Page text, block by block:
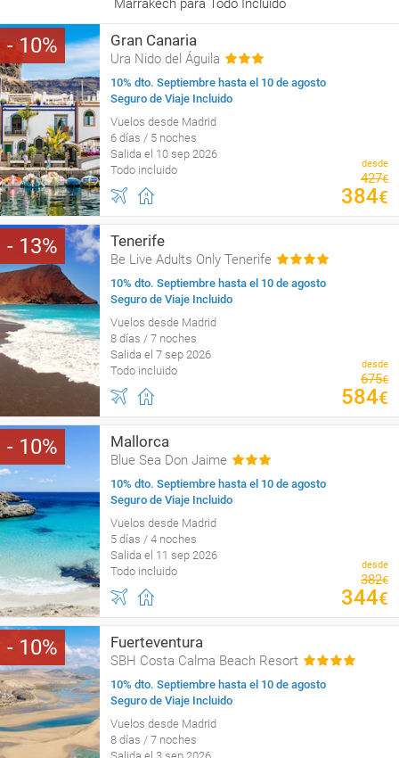
Marrakech para Todo Incluido
10 Gran Canaria
Ura Nido del Águila
10% dto. Septiembre hasta el 10 de agosto
Seguro de Viaje Incluido
Vuelos desde Madrid
6 días / 5 noches
Salida el 10 sep 2026
Todo incluido
desde
427€
384€
13 Tenerife
Be Live Adults Only Tenerife
10% dto. Septiembre hasta el 10 de agosto
Seguro de Viaje Incluido
Vuelos desde Madrid
8 días / 7 noches
Salida el 7 sep 2026
Todo incluido
desde
675€
584€
10 Mallorca
Blue Sea Don Jaime
10% dto. Septiembre hasta el 10 de agosto
Seguro de Viaje Incluido
Vuelos desde Madrid
5 días / 4 noches
Salida el 11 sep 2026
Todo incluido
desde
382€
344€
10 Fuerteventura
SBH Costa Calma Beach Resort
10% dto. Septiembre hasta el 10 de agosto
Seguro de Viaje Incluido
Vuelos desde Madrid
8 días / 7 noches